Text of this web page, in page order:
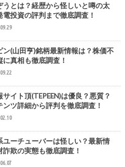
うとは？経歴から怪しいと噂の太
電投資の評判まで徹底調査！
ン(山田亨)銘柄最新情報は？株価不
に真相も徹底調査！
サイト頂(TEPEEN)は優良？悪質？
ンツ詳細から評判を徹底調査！
ユーチューバーは怪しい？最新情
詐欺の実態も徹底調査！